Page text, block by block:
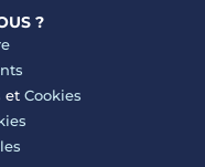
?
et Cookies